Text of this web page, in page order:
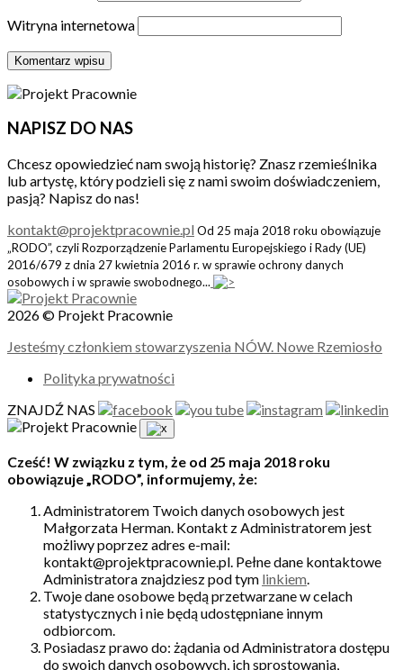
Witryna internetowa
NAPISZ DO NAS
Chcesz opowiedzieć nam swoją historię? Znasz rzemieślnika
lub artystę, który podzieli się z nami swoim doświadczeniem,
pasją? Napisz do nas!
kontakt@projektpracownie.pl Od 25 maja 2018 roku obowiązuje
„RODO”, czyli Rozporządzenie Parlamentu Europejskiego i Rady (UE)
2016/679 z dnia 27 kwietnia 2016 r. w sprawie ochrony danych
osobowych i w sprawie swobodnego...
2026 © Projekt Pracownie
Jesteśmy członkiem stowarzyszenia NÓW. Nowe Rzemiosło
Polityka prywatności
ZNAJDŹ NAS
Cześć! W związku z tym, że od 25 maja 2018 roku
obowiązuje „RODO”, informujemy, że:
Administratorem Twoich danych osobowych jest
Małgorzata Herman. Kontakt z Administratorem jest
możliwy poprzez adres e-mail:
kontakt@projektpracownie.pl. Pełne dane kontaktowe
Administratora znajdziesz pod tym linkiem.
Twoje dane osobowe będą przetwarzane w celach
statystycznych i nie będą udostępniane innym
odbiorcom.
Posiadasz prawo do: żądania od Administratora dostępu
do swoich danych osobowych, ich sprostowania,